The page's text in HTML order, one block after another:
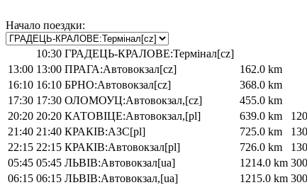
Начало поездки:
10:30 ГРАДЕЦЬ-КРАЛОВЕ:Термінал[cz]
13:00 13:00 ПРАГА:Автовокзал[cz]
162.0 km
16:10 16:10 БРНО:Автовокзал[cz]
368.0 km
17:30 17:30 ОЛОМОУЦ:Автовокзал,[cz]
455.0 km
20:20 20:20 КАТОВІЦЕ:Автовокзал,[pl] 639.0 km
21:40 21:40 КРАКІВ:АЗС[pl] 725.0 km
22:15 22:15 КРАКІВ:Автовокзал[pl] 726.0 km
05:45 05:45 ЛЬВІВ:Автовокзал[ua] 1214.0 km
06:15 06:15 ЛЬВІВ:Автовокзал,[ua] 1215.0 km